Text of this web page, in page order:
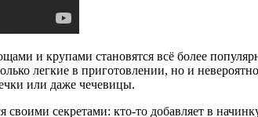
и крупами становятся всё более
легкие в приготовлении, но и
или даже чечевицы.
своими секретами: кто-то добавляет в